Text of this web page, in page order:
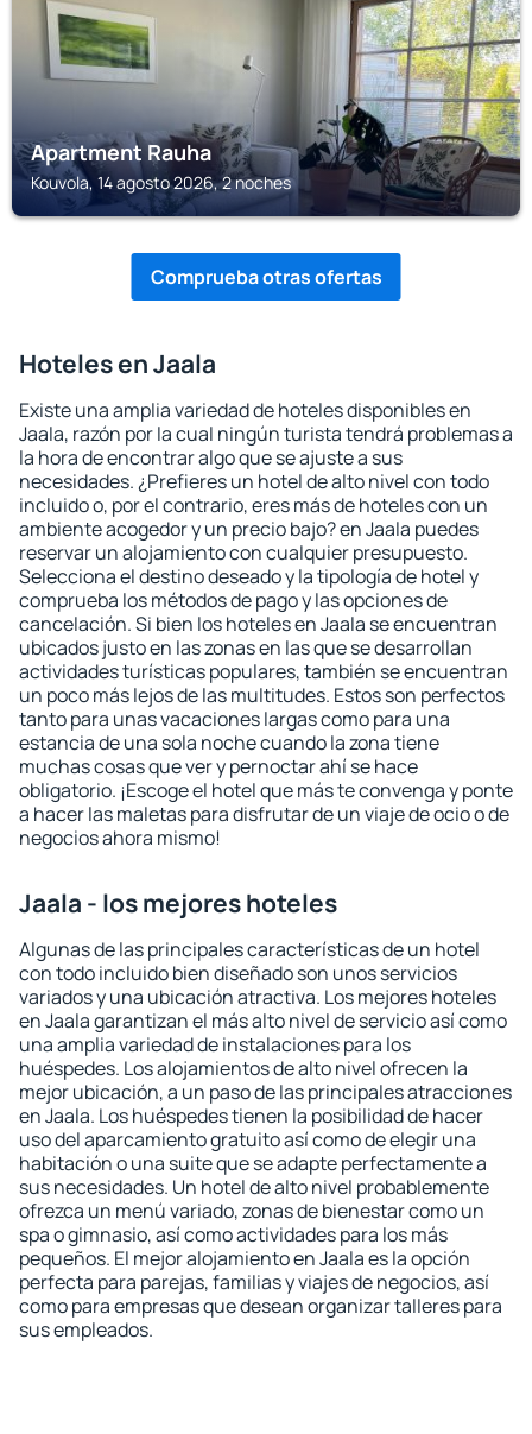
Apartment Rauha
Kouvola, 14 agosto 2026, 2 noches
Comprueba otras ofertas
Hoteles en Jaala
Existe una amplia variedad de hoteles disponibles en
Jaala, razón por la cual ningún turista tendrá problemas a
la hora de encontrar algo que se ajuste a sus
necesidades. ¿Prefieres un hotel de alto nivel con todo
incluido o, por el contrario, eres más de hoteles con un
ambiente acogedor y un precio bajo? en Jaala puedes
reservar un alojamiento con cualquier presupuesto.
Selecciona el destino deseado y la tipología de hotel y
comprueba los métodos de pago y las opciones de
cancelación. Si bien los hoteles en Jaala se encuentran
ubicados justo en las zonas en las que se desarrollan
actividades turísticas populares, también se encuentran
un poco más lejos de las multitudes. Estos son perfectos
tanto para unas vacaciones largas como para una
estancia de una sola noche cuando la zona tiene
muchas cosas que ver y pernoctar ahí se hace
obligatorio. ¡Escoge el hotel que más te convenga y ponte
a hacer las maletas para disfrutar de un viaje de ocio o de
negocios ahora mismo!
Jaala - los mejores hoteles
Algunas de las principales características de un hotel
con todo incluido bien diseñado son unos servicios
variados y una ubicación atractiva. Los mejores hoteles
en Jaala garantizan el más alto nivel de servicio así como
una amplia variedad de instalaciones para los
huéspedes. Los alojamientos de alto nivel ofrecen la
mejor ubicación, a un paso de las principales atracciones
en Jaala. Los huéspedes tienen la posibilidad de hacer
uso del aparcamiento gratuito así como de elegir una
habitación o una suite que se adapte perfectamente a
sus necesidades. Un hotel de alto nivel probablemente
ofrezca un menú variado, zonas de bienestar como un
spa o gimnasio, así como actividades para los más
pequeños. El mejor alojamiento en Jaala es la opción
perfecta para parejas, familias y viajes de negocios, así
como para empresas que desean organizar talleres para
sus empleados.